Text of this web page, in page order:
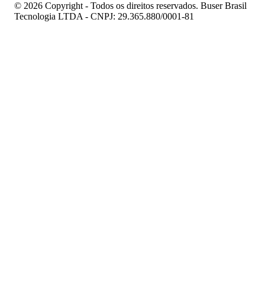
© 2026 Copyright - Todos os direitos reservados. Buser Brasil
Tecnologia LTDA - CNPJ: 29.365.880/0001-81